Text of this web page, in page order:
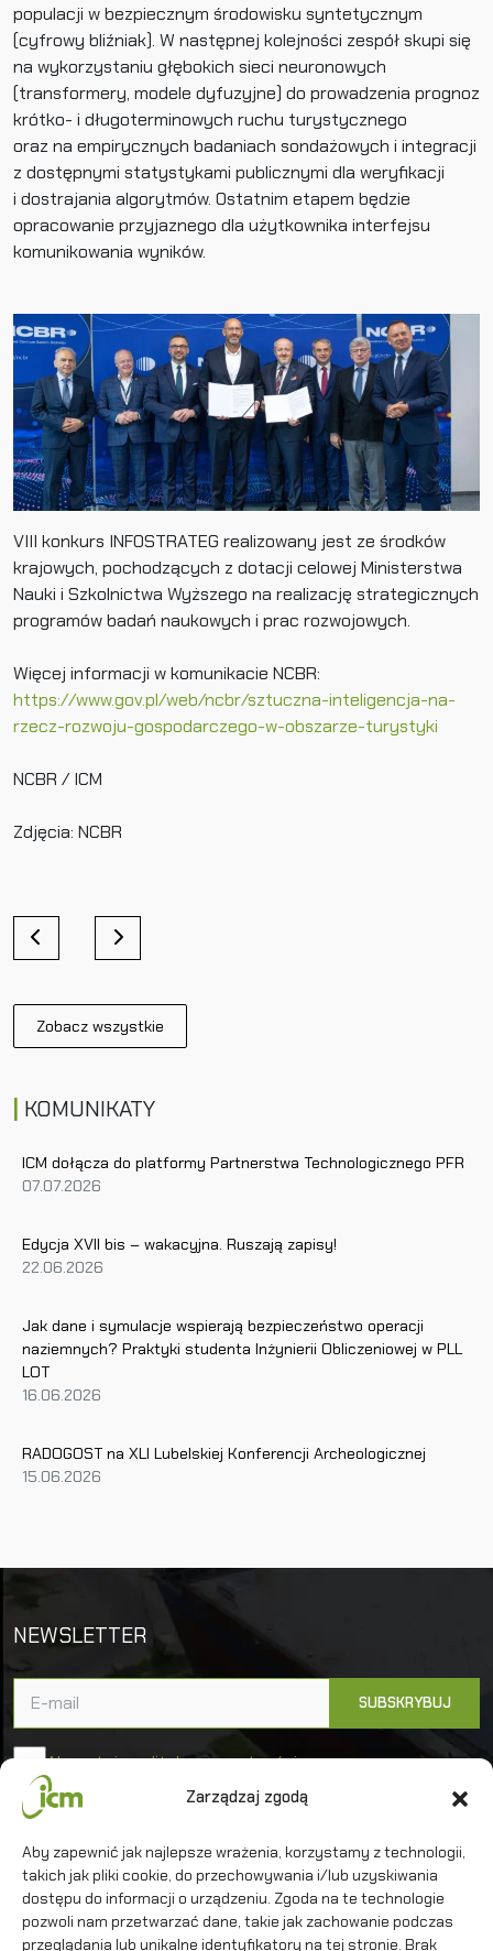
Zarządzaj zgodą
Aby zapewnić jak najlepsze wrażenia, korzystamy z technologii,
takich jak pliki cookie, do przechowywania i/lub uzyskiwania
dostępu do informacji o urządzeniu. Zgoda na te technologie
pozwoli nam przetwarzać dane, takie jak zachowanie podczas
przeglądania lub unikalne identyfikatory na tej stronie. Brak
KOMUNIKATY
ICM dołącza do platformy Partnerstwa Technologicznego PFR
07.07.2026
Edycja XVII bis – wakacyjna. Ruszają zapisy!
22.06.2026
Jak dane i symulacje wspierają bezpieczeństwo operacji
naziemnych? Praktyki studenta Inżynierii Obliczeniowej w PLL
LOT
16.06.2026
RADOGOST na XLI Lubelskiej Konferencji Archeologicznej
15.06.2026
populacji w bezpiecznym środowisku syntetycznym
(cyfrowy bliźniak). W następnej kolejności zespół skupi się
na wykorzystaniu głębokich sieci neuronowych
(transformery, modele dyfuzyjne) do prowadzenia prognoz
krótko- i długoterminowych ruchu turystycznego
oraz na empirycznych badaniach sondażowych i integracji
z dostępnymi statystykami publicznymi dla weryfikacji
i dostrajania algorytmów. Ostatnim etapem będzie
opracowanie przyjaznego dla użytkownika interfejsu
komunikowania wyników.
VIII konkurs INFOSTRATEG realizowany jest ze środków
krajowych, pochodzących z dotacji celowej Ministerstwa
Nauki i Szkolnictwa Wyższego na realizację strategicznych
programów badań naukowych i prac rozwojowych.
Więcej informacji w komunikacie NCBR:
https://www.gov.pl/web/ncbr/sztuczna-inteligencja-na-
rzecz-rozwoju-gospodarczego-w-obszarze-turystyki
NCBR / ICM
Zdjęcia: NCBR
N
a
i
w
p
s
u
Zobacz wszystkie
NEWSLETTER
Akceptuję politykę prywatności
Uniwersytet Warszawski
Interdyscyplinarne Centrum Modelowania
Matematycznego i Komputerowego